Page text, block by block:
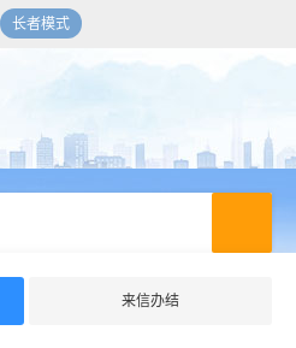
长者模式
来信办结